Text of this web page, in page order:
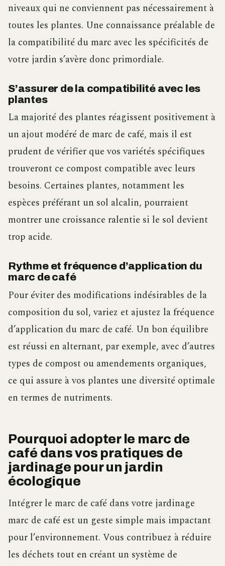
niveaux qui ne conviennent pas nécessairement à
toutes les plantes. Une connaissance préalable de
la compatibilité du marc avec les spécificités de
votre jardin s’avère donc primordiale.
S’assurer de la compatibilité avec les
plantes
La majorité des plantes réagissent positivement à
un ajout modéré de marc de café, mais il est
prudent de vérifier que vos variétés spécifiques
trouveront ce compost compatible avec leurs
besoins. Certaines plantes, notamment les
espèces préférant un sol alcalin, pourraient
montrer une croissance ralentie si le sol devient
trop acide.
Rythme et fréquence d’application du
marc de café
Pour éviter des modifications indésirables de la
composition du sol, variez et ajustez la fréquence
d’application du marc de café. Un bon équilibre
est réussi en alternant, par exemple, avec d’autres
types de compost ou amendements organiques,
ce qui assure à vos plantes une diversité optimale
en termes de nutriments.
Pourquoi adopter le marc de
café dans vos pratiques de
jardinage pour un jardin
écologique
Intégrer le marc de café dans votre jardinage
marc de café est un geste simple mais impactant
pour l’environnement. Vous contribuez à réduire
les déchets tout en créant un système de